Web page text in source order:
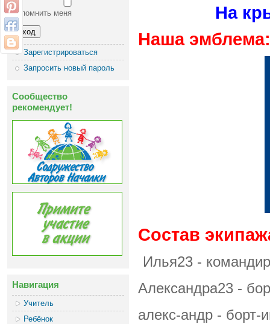
Запомнить меня
Зарегистрироваться
Запросить новый пароль
Сообщество
рекомендует!
Навигация
Учитель
Ребёнок
На
Наша эмблема:
Состав
Илья23 -
Александра23 -
алекс-андр - борт-